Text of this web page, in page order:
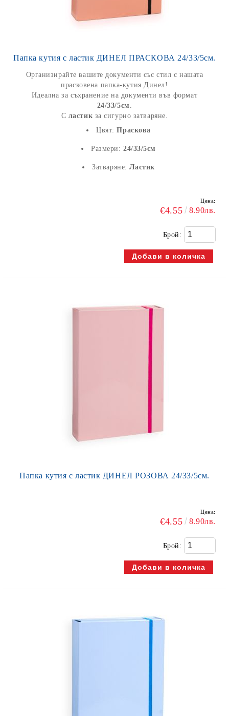
Папка кутия с ластик ДИНЕЛ ПРАСКОВА 24/33/5см.
Организирайте вашите документи със стил с нашата
прасковена папка-кутия Динел!
Идеална за съхранение на документи във формат
24/33/5см .
С ластик за сигурно затваряне.
Цвят:Праскова
Размери: 24/33/5см
Затваряне:Ластик
Цена:
€4.55 8.90лв.
Брой:
Папка кутия с ластик ДИНЕЛ РОЗОВА 24/33/5см.
Цена:
€4.55 8.90лв.
Брой: